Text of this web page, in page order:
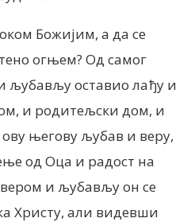
Божијим, а да се
огњем? Од самог
љубављу оставио лађу и
и родитељски дом, и
његову љубав и веру,
од Оца и радост на
и љубављу он се
Христу, али видевши